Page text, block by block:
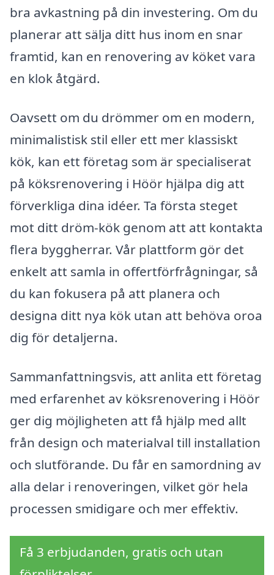
bra avkastning på din investering. Om du
planerar att sälja ditt hus inom en snar
framtid, kan en renovering av köket vara
en klok åtgärd.
Oavsett om du drömmer om en modern,
minimalistisk stil eller ett mer klassiskt
kök, kan ett företag som är specialiserat
på köksrenovering i Höör hjälpa dig att
förverkliga dina idéer. Ta första steget
mot ditt dröm-kök genom att att kontakta
flera byggherrar. Vår plattform gör det
enkelt att samla in offertförfrågningar, så
du kan fokusera på att planera och
designa ditt nya kök utan att behöva oroa
dig för detaljerna.
Sammanfattningsvis, att anlita ett företag
med erfarenhet av köksrenovering i Höör
ger dig möjligheten att få hjälp med allt
från design och materialval till installation
och slutförande. Du får en samordning av
alla delar i renoveringen, vilket gör hela
processen smidigare och mer effektiv.
Få 3 erbjudanden, gratis och utan